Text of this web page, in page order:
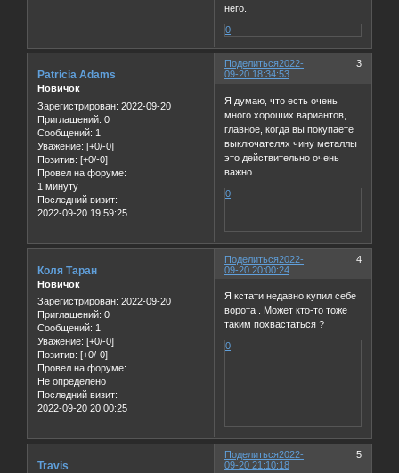
него.
0
Поделиться 3
2022-
09-20 18:34:53
Patricia Adams
Новичок
Зарегистрирован: 2022-09-20
Приглашений: 0
Сообщений: 1
Уважение: [+0/-0]
Позитив: [+0/-0]
Провел на форуме:
1 минуту
Последний визит:
2022-09-20 19:59:25
Я думаю, что есть очень
много хороших вариантов,
главное, когда вы покупаете
выключателях чину металлы
это действительно очень
важно.
0
Поделиться 4
2022-
09-20 20:00:24
Коля Таран
Новичок
Зарегистрирован: 2022-09-20
Приглашений: 0
Сообщений: 1
Уважение: [+0/-0]
Позитив: [+0/-0]
Провел на форуме:
Не определено
Последний визит:
2022-09-20 20:00:25
Я кстати недавно купил себе
ворота . Может кто-то тоже
таким похвастаться ?
0
Поделиться 5
2022-
09-20 21:10:18
Travis